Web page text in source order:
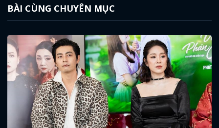
BÀI CÙNG CHUYÊN MỤC